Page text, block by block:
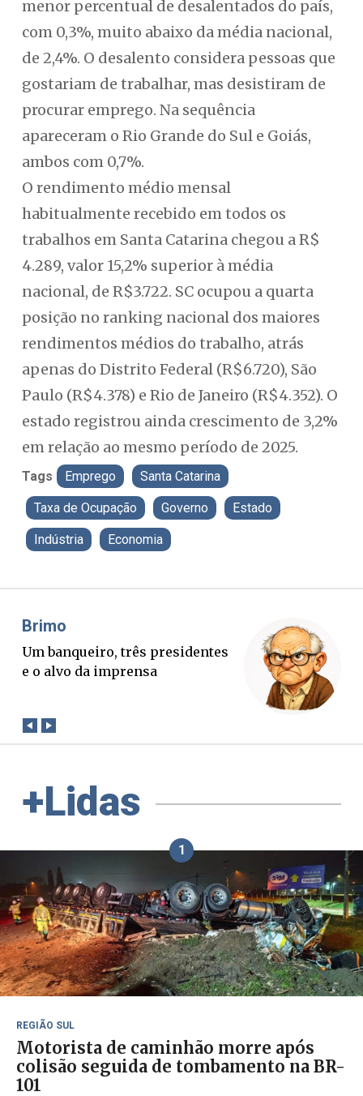
menor percentual de desalentados do país,
com 0,3%, muito abaixo da média nacional,
de 2,4%. O desalento considera pessoas que
gostariam de trabalhar, mas desistiram de
procurar emprego. Na sequência
apareceram o Rio Grande do Sul e Goiás,
ambos com 0,7%.
O rendimento médio mensal
habitualmente recebido em todos os
trabalhos em Santa Catarina chegou a R$
4.289, valor 15,2% superior à média
nacional, de R$3.722. SC ocupou a quarta
posição no ranking nacional dos maiores
rendimentos médios do trabalho, atrás
apenas do Distrito Federal (R$6.720), São
Paulo (R$4.378) e Rio de Janeiro (R$4.352). O
estado registrou ainda crescimento de 3,2%
em relação ao mesmo período de 2025.
Tags Emprego Santa Catarina
Taxa de Ocupação Governo Estado
Indústria Economia
Misael Elias
O Boato corre mais rápido que a
verdade. Mas quem paga a
+Lidas
1
REGIÃO SUL
Motorista de caminhão morre após
colisão seguida de tombamento na BR-
101